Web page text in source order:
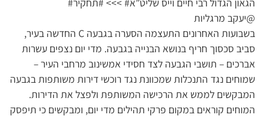
@יעקב מרגליות
בשבועות האחרונים התעצמה הסערה בגבעה C החדשה בעיר,
סביב סכסוך חריף בנושא הבנייה בגבעה. מדי יום נצפים עשרות
אברכים – תושבי הגבעה לצד חסידי אמשינוב מרחבי העיר –
שמוחים נגד התנכלות שמכוונת נגד רוכשי דירות משותפות בגבעה
המבקשים לממש את הרכישה המשותפת ולפצל את הדירות.
המוחים קוראים במקום פרקי תהילים מדי יום, ומבקשים כי תיפסק